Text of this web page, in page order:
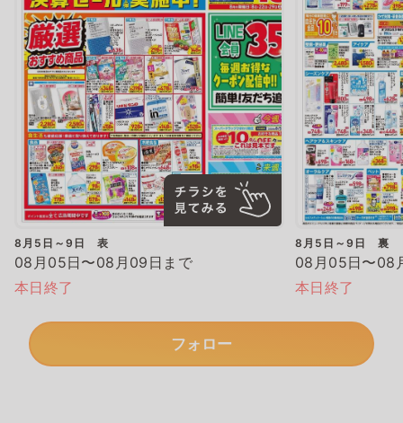
8月5日～9日 表
08月05日〜08月09日まで
本日終了
8月5日～9日 裏
08月05日〜08
本日終了
フォロー